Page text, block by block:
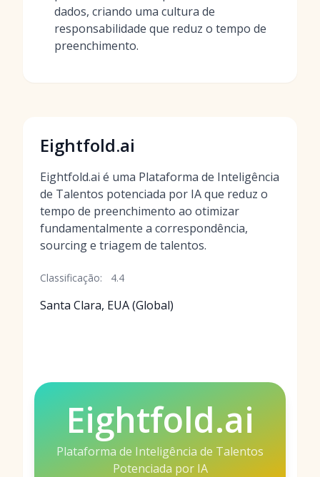
dados, criando uma cultura de
responsabilidade que reduz o tempo de
preenchimento.
Eightfold.ai
Eightfold.ai é uma Plataforma de Inteligência
de Talentos potenciada por IA que reduz o
tempo de preenchimento ao otimizar
fundamentalmente a correspondência,
sourcing e triagem de talentos.
Classificação: 4.4
Santa Clara, EUA (Global)
Eightfold.ai
Plataforma de Inteligência de Talentos
Potenciada por IA